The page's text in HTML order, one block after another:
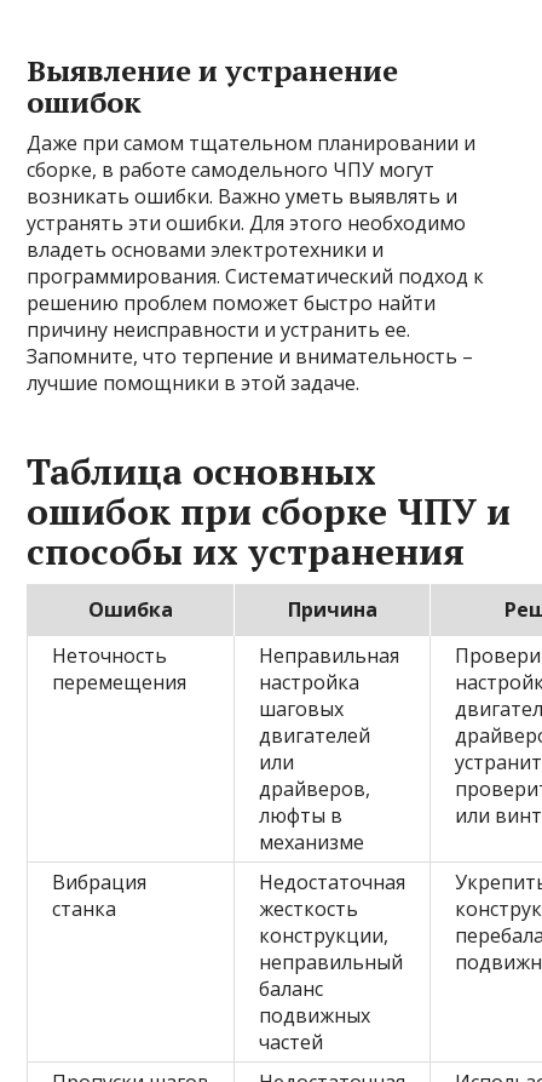
Выявление и устранение
ошибок
Даже при самом тщательном планировании и
сборке, в работе самодельного ЧПУ могут
возникать ошибки. Важно уметь выявлять и
устранять эти ошибки. Для этого необходимо
владеть основами электротехники и
программирования. Систематический подход к
решению проблем поможет быстро найти
причину неисправности и устранить ее.
Запомните, что терпение и внимательность –
лучшие помощники в этой задаче.
Таблица основных
ошибок при сборке ЧПУ и
способы их устранения
Ошибка Причина
Неточность
перемещения
Неправильная
настройка
шаговых
двигателей
или
драйверов,
люфты в
механизме
или
Вибрация
станка
Недостаточная
жесткость
конструкции,
неправильный
баланс
подвижных
частей